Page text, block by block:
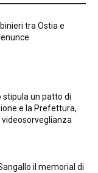
tra Ostia e
stipula un patto di
e la Prefettura,
il memorial di